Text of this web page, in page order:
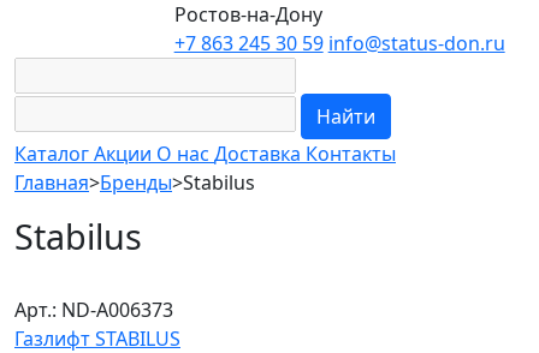
Ростов-на-Дону
+7 863 245 30 59 info@status-don.ru
Найти
КаталогАкции О нас Доставка Контакты
Главная>Бренды>Stabilus
Stabilus
Арт.: ND-A006373
Газлифт STABILUS